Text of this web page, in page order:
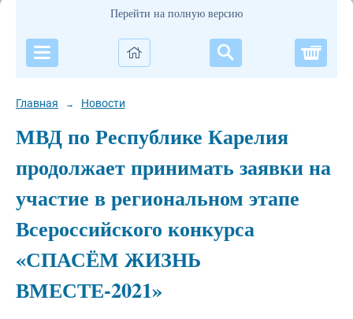
Перейти на полную версию
Главная → Новости
МВД по Республике Карелия
продолжает принимать заявки на
участие в региональном этапе
Всероссийского конкурса
«СПАСЁМ ЖИЗНЬ
ВМЕСТЕ-2021»